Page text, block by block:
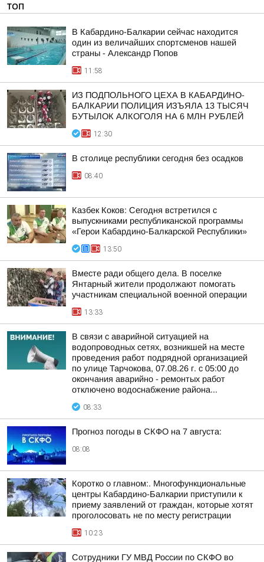
ТОП
В Кабардино-Балкарии сейчас находится
один из величайших спортсменов нашей
страны - Александр Попов
11:58
ИЗ ПОДПОЛЬНОГО ЦЕХА В КАБАРДИНО-
БАЛКАРИИ ПОЛИЦИЯ ИЗЪЯЛА 13 ТЫСЯЧ
БУТЫЛОК АЛКОГОЛЯ НА 6 МЛН РУБЛЕЙ
12:30
В столице республики сегодня без осадков
08:40
Казбек Коков: Сегодня встретился с
выпускниками республиканской программы
«Герои Кабардино-Балкарской Республики»
13:50
Вместе ради общего дела. В поселке
Янтарный жители продолжают помогать
участникам специальной военной операции
13:33
В связи с аварийной ситуацией на
водопроводных сетях, возникшей на месте
проведения работ подрядной организацией
по улице Тарчокова, 07.08.26 г. с 05:00 до
окончания аварийно - ремонтых работ
отключено водоснабжение района...
08:33
Прогноз погоды в СКФО на 7 августа:
08:08
Коротко о главном:. Многофункциональные
центры Кабардино-Балкарии приступили к
приему заявлений от граждан, которые хотят
проголосовать не по месту регистрации
10:23
Сотрудники ГУ МВД России по СКФО во